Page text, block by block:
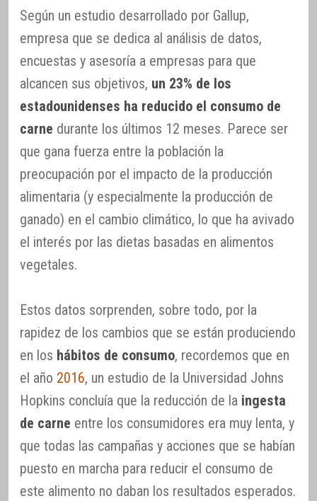
Según un estudio desarrollado por Gallup,
empresa que se dedica al análisis de datos,
encuestas y asesoría a empresas para que
alcancen sus objetivos, un 23% de los
estadounidenses ha reducido el consumo de
carne durante los últimos 12 meses. Parece ser
que gana fuerza entre la población la
preocupación por el impacto de la producción
alimentaria (y especialmente la producción de
ganado) en el cambio climático, lo que ha avivado
el interés por las dietas basadas en alimentos
vegetales.
Estos datos sorprenden, sobre todo, por la
rapidez de los cambios que se están produciendo
en los hábitos de consumo, recordemos que en
el año 2016, un estudio de la Universidad Johns
Hopkins concluía que la reducción de la ingesta
de carne entre los consumidores era muy lenta, y
que todas las campañas y acciones que se habían
puesto en marcha para reducir el consumo de
este alimento no daban los resultados esperados.